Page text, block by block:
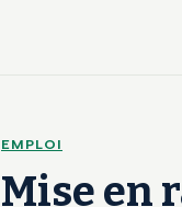
EMPLOI
Mise en